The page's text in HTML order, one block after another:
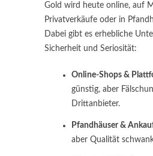
Gold wird heute online, auf
Privatverkäufe oder in
Dabei gibt es erhebliche
Sicherheit und Seriosität:
Online-Shops &
günstig, aber
Drittanbieter.
Pfandhäuser &
aber Qualität